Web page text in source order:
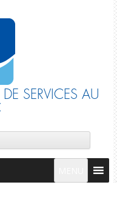
SERVICES AU